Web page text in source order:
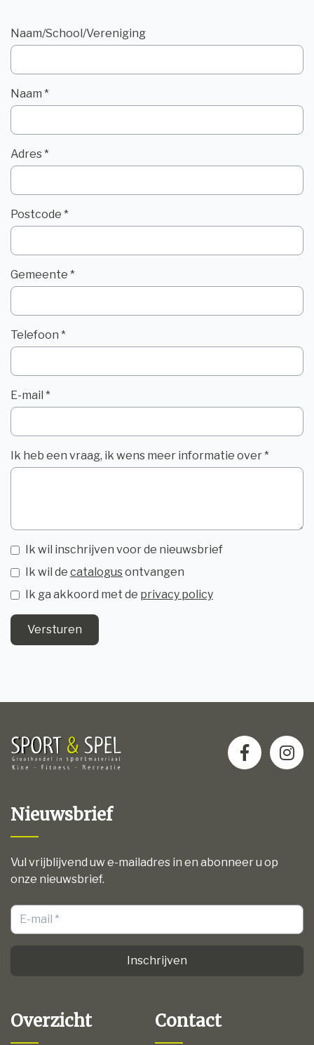
Naam/School/Vereniging
Naam *
Adres *
Postcode *
Gemeente *
Telefoon *
E-mail *
Ik heb een vraag, ik wens meer informatie over *
Ik wil inschrijven voor de nieuwsbrief
Ik wil de catalogusontvangen
Ik ga akkoord met de privacy policy
Versturen
Nieuwsbrief
Vul vrijblijvend uw e-mailadres in en abonneer u op
onze nieuwsbrief.
Inschrijven
Overzicht Contact